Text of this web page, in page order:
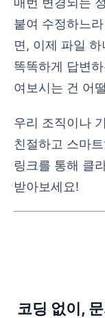
붙여 수정하느
면, 이제 파일
똑똑하게 답변
여보시는 건 어
우리 조직이나
친절하고 스마
링크를 통해 클
받아보세요!
코딩 없이,